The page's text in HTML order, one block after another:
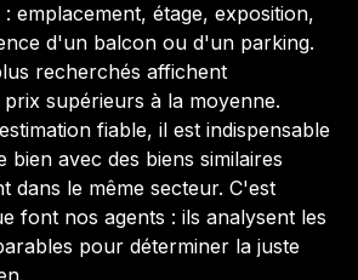
emplacement, étage, exposition,
d'un balcon ou d'un parking.
recherchés affichent
supérieurs à la moyenne.
fiable, il est indispensable
avec des biens similaires
dans le même secteur. C'est
font nos agents : ils analysent les
pour déterminer la juste